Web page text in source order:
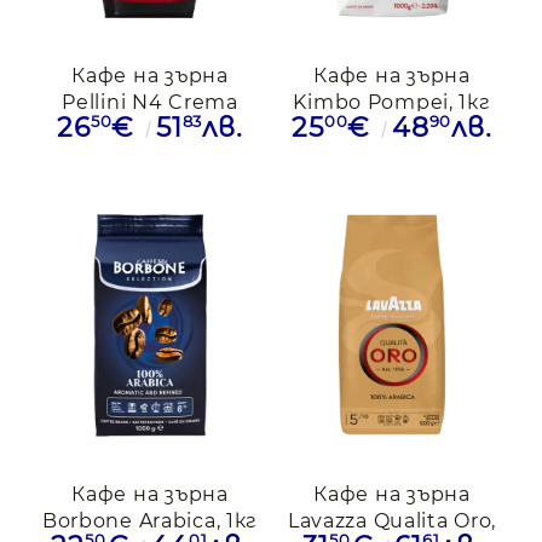
Кафе на зърна
Pellini N4 Crema
Tradizionale, 1кг
2650€ 51 83лв.
Кафе на зърна
Kimbo Pompei, 1кг
2500€ 4890лв.
Кафе на зърна
Borbone Arabica, 1кг
Кафе на зърна
Lavazza Qualita Oro,